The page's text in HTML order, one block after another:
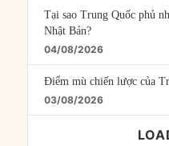
Tại sao Trung Quốc phủ
Nhật Bản?
04/08/2026
Điểm mù chiến lược của
03/08/2026